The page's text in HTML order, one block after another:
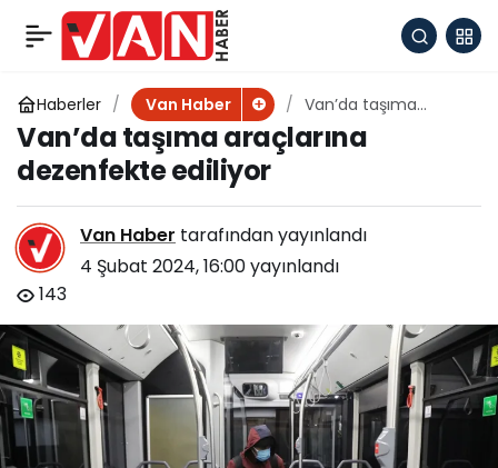
Haberler Van Haber
Van’da taşıma
araçlarına
dezenfekte ediliyor
Van’da taşıma araçlarına
dezenfekte ediliyor
Van Haber tarafından yayınlandı
4 Şubat 2024, 16:00yayınlandı
143
Cilt sağlığı için 10 öneri Paylaş